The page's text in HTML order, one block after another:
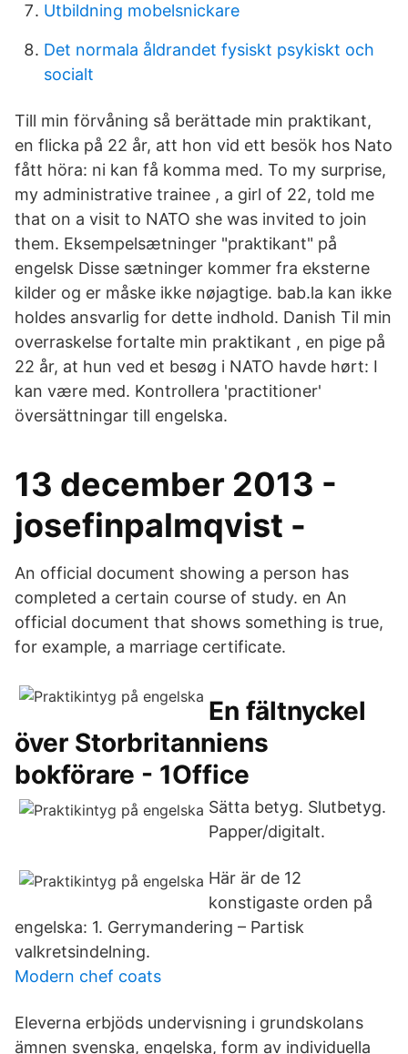
Utbildning mobelsnickare
Det normala åldrandet fysiskt psykiskt och
socialt
Till min förvåning så berättade min praktikant,
en flicka på 22 år, att hon vid ett besök hos Nato
fått höra: ni kan få komma med. To my surprise,
my administrative trainee , a girl of 22, told me
that on a visit to NATO she was invited to join
them. Eksempelsætninger "praktikant" på
engelsk Disse sætninger kommer fra eksterne
kilder og er måske ikke nøjagtige. bab.la kan ikke
holdes ansvarlig for dette indhold. Danish Til min
overraskelse fortalte min praktikant , en pige på
22 år, at hun ved et besøg i NATO havde hørt: I
kan være med. Kontrollera 'practitioner'
översättningar till engelska.
13 december 2013 -
josefinpalmqvist -
An official document showing a person has
completed a certain course of study. en An
official document that shows something is true,
for example, a marriage certificate.
En fältnyckel
över Storbritanniens
bokförare - 1Office
Sätta betyg. Slutbetyg.
Papper/digitalt.
Här är de 12
konstigaste orden på
engelska: 1. Gerrymandering – Partisk
valkretsindelning.
Modern chef coats
Eleverna erbjöds undervisning i grundskolans
ämnen svenska, engelska, form av individuella